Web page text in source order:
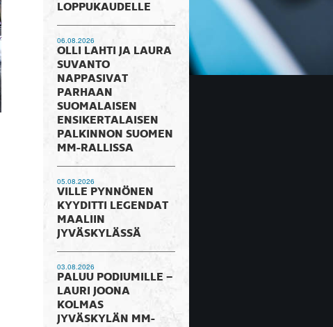
LOPPUKAUDELLE
06.08.2026
OLLI LAHTI JA LAURA
SUVANTO
NAPPASIVAT
PARHAAN
SUOMALAISEN
ENSIKERTALAISEN
PALKINNON SUOMEN
MM-RALLISSA
05.08.2026
VILLE PYNNÖNEN
KYYDITTI LEGENDAT
MAALIIN
JYVÄSKYLÄSSÄ
03.08.2026
PALUU PODIUMILLE –
LAURI JOONA
KOLMAS
JYVÄSKYLÄN MM-